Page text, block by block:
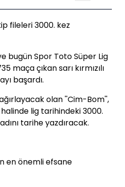
fileleri 3000. kez
bugün Spor Toto Süper Lig
maça çıkan sarı kırmızılı
başardı.
olan ''Cim-Bom'',
lig tarihindeki 3000.
tarihe yazdıracak.
en önemli efsane